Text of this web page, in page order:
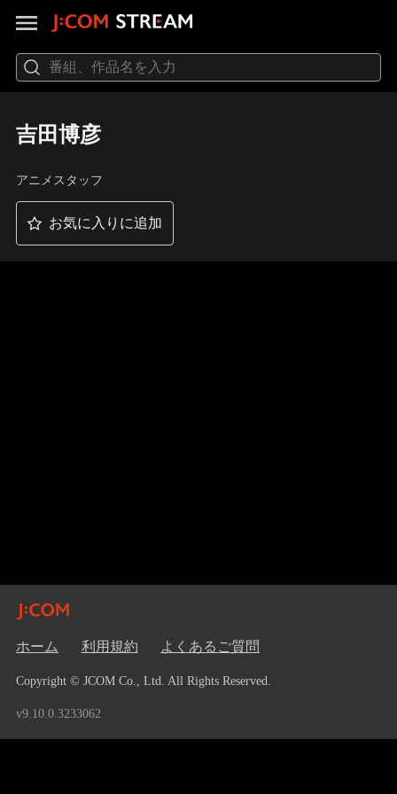
吉田博彦
アニメスタッフ
お気に入りに追加
ホーム 利用規約 よくあるご質問
Copyright © JCOM Co., Ltd. All Rights Reserved.
v9.10.0.3233062